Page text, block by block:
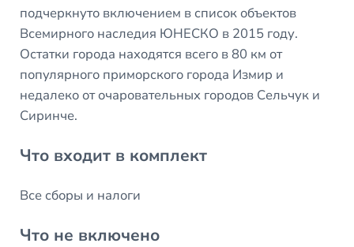
подчеркнуто включением в список объектов
Всемирного наследия ЮНЕСКО в 2015 году.
Остатки города находятся всего в 80 км от
популярного приморского города Измир и
недалеко от очаровательных городов Сельчук и
Сиринче.
Что входит в комплект
Все сборы и налоги
Что не включено